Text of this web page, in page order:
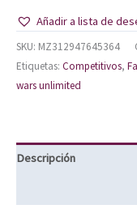
Añadir a lista de
SKU: MZ312947645364
Etiquetas: Competitivos,
wars unlimited
Descripción